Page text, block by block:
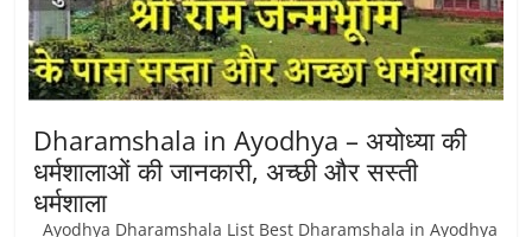
Dharamshala in Ayodhya – अयोध्या की
धर्मशालाओं की जानकारी, अच्छी और सस्ती
धर्मशाला
Ayodhya Dharamshala List Best Dharamshala in Ayodhya